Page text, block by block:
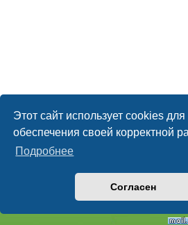
Этот сайт использует cookies для
обеспечения своей корректной
Подробнее
Согласен
Главная Форумы
Time: 0.068s| Peak Memory Usage: 2.15
© phpBB Guru,
Powered by
Style byArtodia